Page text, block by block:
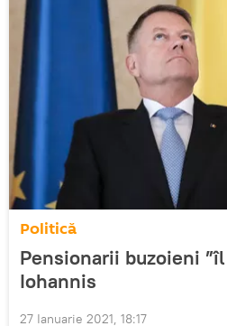
Politică
Pensionarii buzoieni
Iohannis
27 Ianuarie 2021, 18:17